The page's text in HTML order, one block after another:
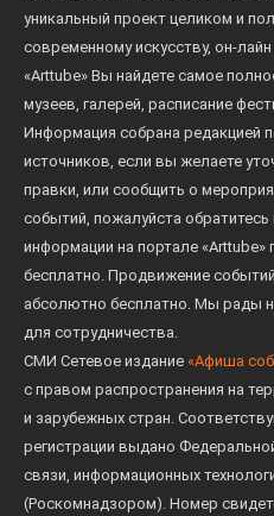
уникальный проект целиком и
современному искусству, он-
«Arttube» Вы найдете самое
музеев, галерей, расписание
Информация собрана редакцией
источников, если вы желаете
правки, или сообщить о
событий, пожалуйста
информации на портале
бесплатно. Продвижение
абсолютно бесплатно. Мы рады
для сотрудничества.
СМИ Сетевое издание «Афиша
с правом распространения на
и зарубежных стран.
регистрации выдано
связи, информационных
(Роскомнадзором). Номер